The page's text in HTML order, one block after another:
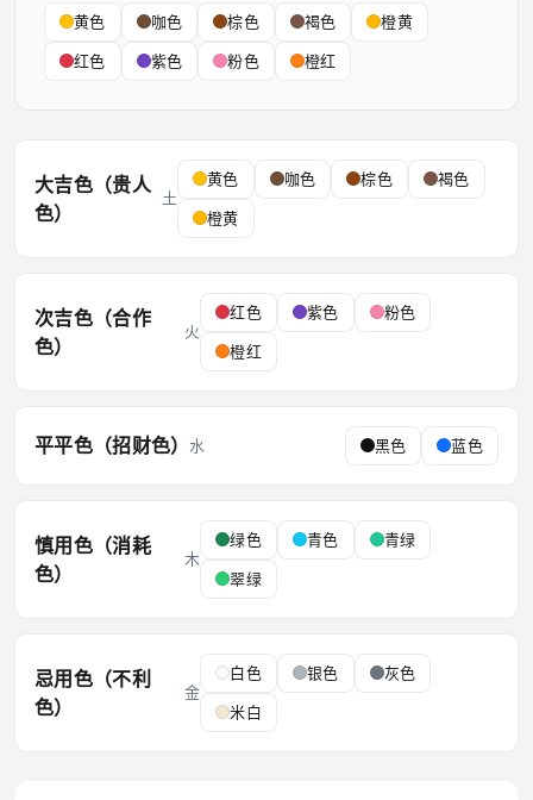
黄色 咖色 棕色 褐色
橙黄
红色
紫色 粉色 橙红
大吉色（贵人
色）
土
黄色 咖色 棕色
褐色
橙黄
次吉色（合作
色）
火
红色 紫色
粉色
橙红
平平色（招财色） 水 黑色 蓝色
慎用色（消耗
色）
木
绿色 青色
青绿
翠绿
忌用色（不利
色）
金
白色 银色
灰色
米白